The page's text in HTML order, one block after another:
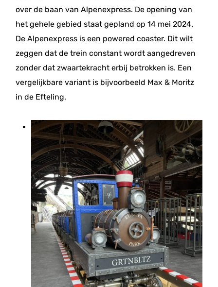
over de baan van Alpenexpress. De opening van
het gehele gebied staat gepland op 14 mei 2024.
De Alpenexpress is een powered coaster. Dit wilt
zeggen dat de trein constant wordt aangedreven
zonder dat zwaartekracht erbij betrokken is. Een
vergelijkbare variant is bijvoorbeeld Max & Moritz
in de Efteling.